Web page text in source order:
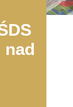
nad